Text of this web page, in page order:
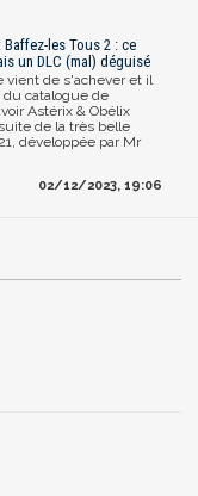
les Tous 2 : ce
un DLC (mal) déguisé
vient de s'achever et il
catalogue de
Astérix & Obélix
de la très belle
développée par Mr
02/12/2023, 19:06